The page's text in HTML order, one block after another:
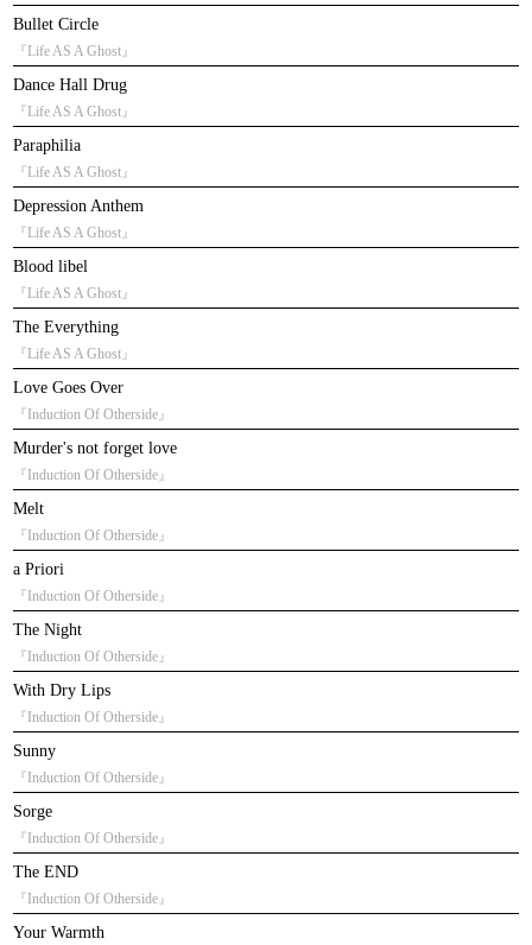
Bullet Circle
『Life AS A Ghost』
Dance Hall Drug
『Life AS A Ghost』
Paraphilia
『Life AS A Ghost』
Depression Anthem
『Life AS A Ghost』
Blood libel
『Life AS A Ghost』
The Everything
『Life AS A Ghost』
Love Goes Over
『Induction Of Otherside』
Murder's not forget love
『Induction Of Otherside』
Melt
『Induction Of Otherside』
a Priori
『Induction Of Otherside』
The Night
『Induction Of Otherside』
With Dry Lips
『Induction Of Otherside』
Sunny
『Induction Of Otherside』
Sorge
『Induction Of Otherside』
The END
『Induction Of Otherside』
Your Warmth